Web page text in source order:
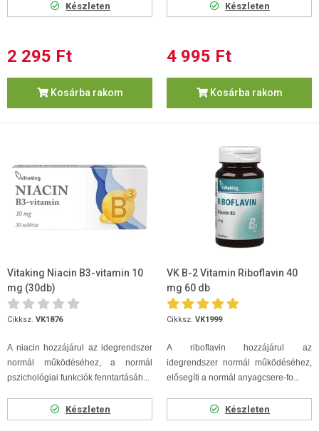
Készleten
2 295 Ft
Kosárba rakom
Készleten
4 995 Ft
Kosárba rakom
Vitaking Niacin B3-vitamin 10
mg (30db)
Cikksz. VK1876
A niacin hozzájárul az idegrendszer
normál működéséhez, a normál
pszichológiai funkciók fenntartásáh...
Készleten
VK B-2 Vitamin Riboflavin 40
mg 60 db
Cikksz. VK1999
A riboflavin hozzájárul az
idegrendszer normál működéséhez,
elősegíti a normál anyagcsere-fo...
Készleten